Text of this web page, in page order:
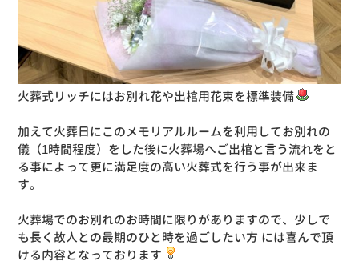
火葬式リッチにはお別れ花や出棺用花束を標準装備
加えて火葬日にこのメモリアルルームを利用してお別れの
儀（1時間程度）をした後に火葬場へご出棺と言う流れをと
る事によって更に満足度の高い火葬式を行う事が出来ま
す。
火葬場でのお別れのお時間に限りがありますので、少しで
も長く故人との最期のひと時を過ごしたい方 には喜んで頂
ける内容となっております